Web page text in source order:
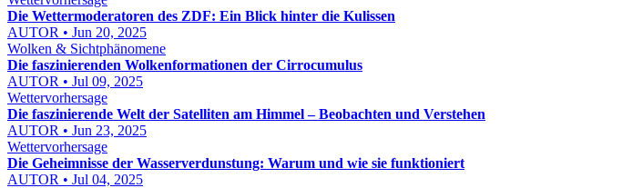
Die Wettermoderatoren des ZDF: Ein Blick hinter die Kulissen
AUTOR • Jun 20, 2025
Wolken & Sichtphänomene
Die faszinierenden Wolkenformationen der Cirrocumulus
AUTOR • Jul 09, 2025
Wettervorhersage
Die faszinierende Welt der Satelliten am Himmel – Beobachten und Verstehen
AUTOR • Jun 23, 2025
Wettervorhersage
Die Geheimnisse der Wasserverdunstung: Warum und wie sie funktioniert
AUTOR • Jul 04, 2025